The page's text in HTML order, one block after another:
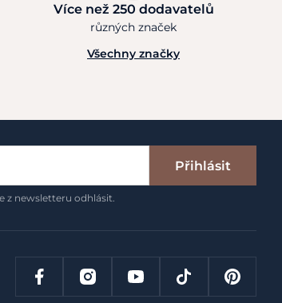
Více než 250 dodavatelů
různých značek
Všechny značky
Přihlásit
z newsletteru odhlásit.